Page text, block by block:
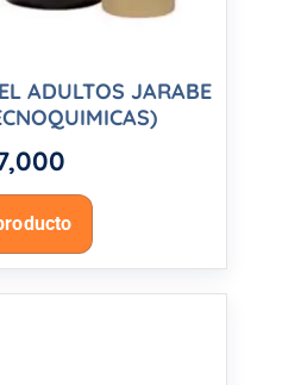
ADULTOS JARABE